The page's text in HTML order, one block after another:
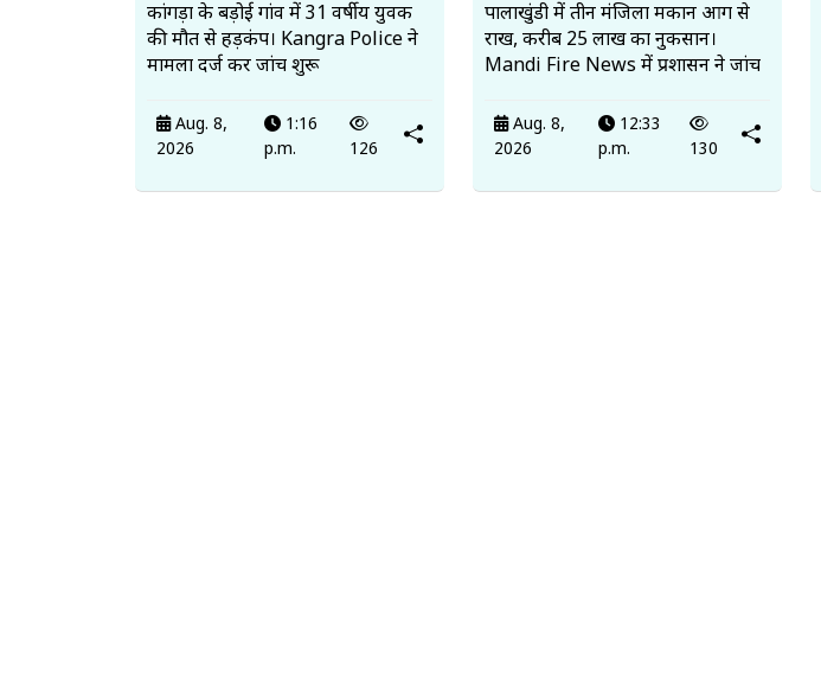
कांगड़ा के बड़ोई गांव में 31 वर्षीय युवक
की मौत से हड़कंप। Kangra Police ने
मामला दर्ज कर जांच शुरू
Aug. 8,
2026
1:16
p.m.
126
पालाखुंडी में तीन मंजिला मकान आग से
राख, करीब 25 लाख का नुकसान।
Mandi Fire News में प्रशासन ने जांच
Aug. 8,
2026
12:33
p.m.
130